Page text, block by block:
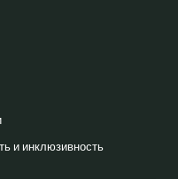
и инклюзивность